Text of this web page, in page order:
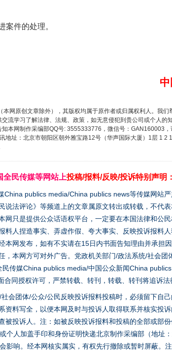
件的处理。
本网原创文章除外），其版权均属于原作者或归属权利人。我
流学习了解法律、法规、政策，如无意侵犯到贵公司或个人的
本网制作采编部QQ号: 3555333776，微信号：GAN160003
址：北京市朝阳区朝外雅宝路12号（华声国际大厦）1层 1 2
全民传媒等网站上投稿/报料/反映/投诉特别声明：
publics media/China publics news等传媒网站严
说法评论》等频道上的文章属原文转出或转载，不代
网只是提供公众话语权平台，一定要在本国法律和公
料人捏造事实、弄虚作假、夸大事实、反映投诉报料
本网发布，如有不实请在15日内书面告知理由并承担
，本网方可对外广告。党政机关部门/政法系统/社会
传媒China publics media/中国公众新闻China
同授权许可，严禁转载、转刊，转载、转刊将追诉法
会团体/公众/公民反映投诉报料投稿时，必须留下自
资料写全，以便本网及时与投诉人取得联系并核实投
被投诉人。注：如被反映投诉报料和投稿的全部或部
个人加盖手印和身份证明快递北京制作采编部（地址
影响。经本网核实属实，有权先行撤除或暂时屏蔽。